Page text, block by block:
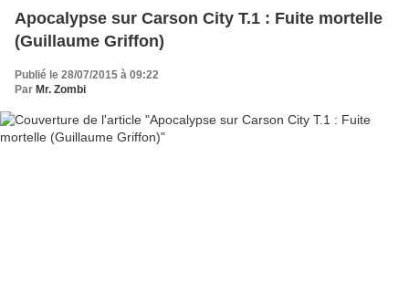
Apocalypse sur Carson City T.1 : Fuite mortelle
(Guillaume Griffon)
Publié le 28/07/2015 à 09:22
Par Mr. Zombi